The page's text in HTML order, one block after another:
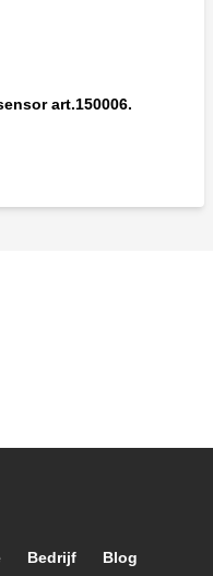
art.150006.
Bedrijf Blog